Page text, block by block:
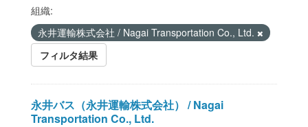
組織:
永井運輸株式会社 / Nagai Transportation Co., Ltd.
フィルタ結果
永井バス（永井運輸株式会社） / Nagai
Transportation Co., Ltd.